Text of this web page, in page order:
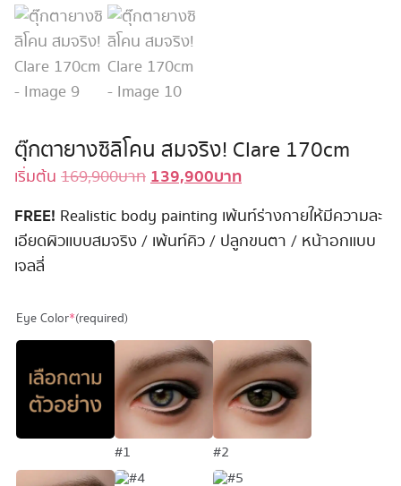
ตุ๊กตายางซิลิโคน สมจริง! Clare 170cm
เริ่มต้น 169,900บาท Original
was:
169,900 บาท.
139,900บาทCurrent
is:
139,900 บาท.
FREE! Realistic body painting เพ้นท์ร่างกายให้มีความละ
เอียดผิวเเบบสมจริง / เพ้นท์คิว / ปลูกขนตา / หน้าอกเเบบ
เจลลี่
Eye Color*(required)
#1 #2